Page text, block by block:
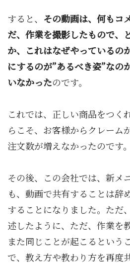
すると、 その動画は、何もコ
だ、作業を撮影したもので、
か、これはなぜやっているの
にするのが”あるべき姿”なの
いなかったのです。
これでは、正しい商品をつく
らこそ、お客様からクレーム
注文数が増えなかったのです。
その後、この会社では、新メ
も、動画で共有することは辞
することになりました。ただ
述したように、ただ、作業を
また同じことが起こるという
で、教え方や教わり方を再度